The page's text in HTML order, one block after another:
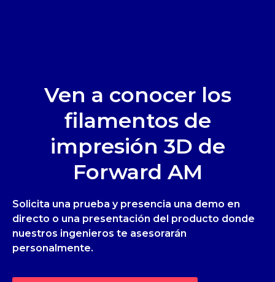
Ven a conocer los
filamentos de
impresión 3D de
Forward AM
Solicita una prueba y presencia una demo en
directo o una presentación del producto donde
nuestros ingenieros te asesorarán
personalmente.